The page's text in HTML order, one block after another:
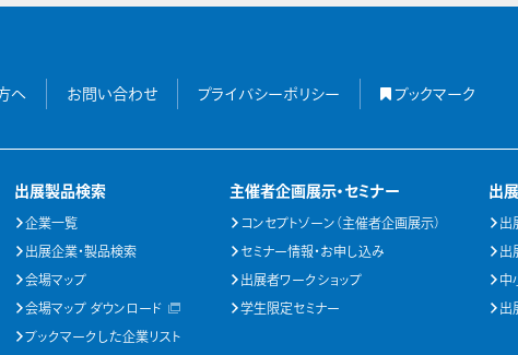
へ お問い合わせ プライバシーポリシー ブックマーク
出展製品検索
企業一覧
出展企業・製品検索
会場マップ
会場マップ ダウンロード
ブックマークした企業リスト
主催者企画展示・セミナー
コンセプトゾーン（主催者企画展示）
セミナー情報・お申し込み
出展者ワークショップ
学生限定セミナー
出
出
出
中
出